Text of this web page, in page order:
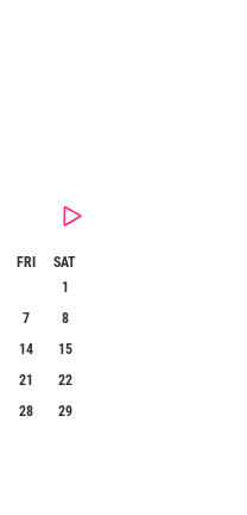
FRI
SAT
1
7
8
14
15
21
22
28
29